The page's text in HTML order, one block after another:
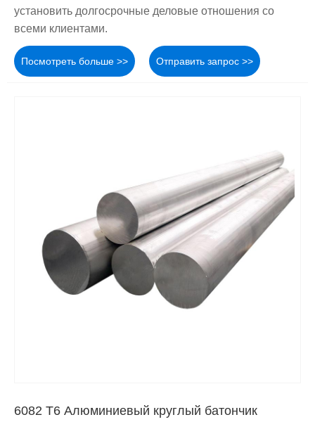
установить долгосрочные деловые отношения со
всеми клиентами.
Посмотреть больше >> Отправить запрос >>
6082 T6 Алюминиевый круглый батончик